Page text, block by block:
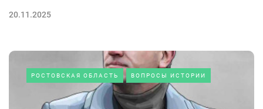
20.11.2025
РОСТОВСКАЯ ОБЛАСТЬ ВОПРОСЫ ИСТОРИИ